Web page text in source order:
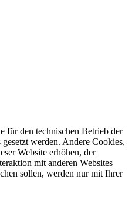
für den technischen Betrieb der
werden. Andere Cookies,
Website erhöhen, der
mit anderen Websites
sollen, werden nur mit Ihrer